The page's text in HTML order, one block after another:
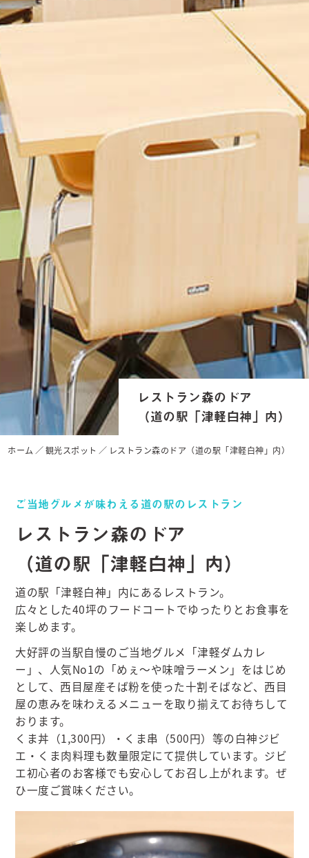
レストラン森のドア
（道の駅「津軽白神」内）
ホーム 観光スポット レストラン森のドア（道の駅「津軽白神」内）
ご当地グルメが味わえる道の駅のレストラン
レストラン森のドア
（道の駅「津軽白神」内）
道の駅「津軽白神」内にあるレストラン。
広々とした40坪のフードコートでゆったりとお食事を
楽しめます。
大好評の当駅自慢のご当地グルメ「津軽ダムカレ
ー」、人気No1の「めぇ～や味噌ラーメン」をはじめ
として、西目屋産そば粉を使った十割そばなど、西目
屋の恵みを味わえるメニューを取り揃えてお待ちして
おります。
くま丼（1,300円）・くま串（500円）等の白神ジビ
エ・くま肉料理も数量限定にて提供しています。ジビ
エ初心者のお客様でも安心してお召し上がれます。ぜ
ひ一度ご賞味ください。